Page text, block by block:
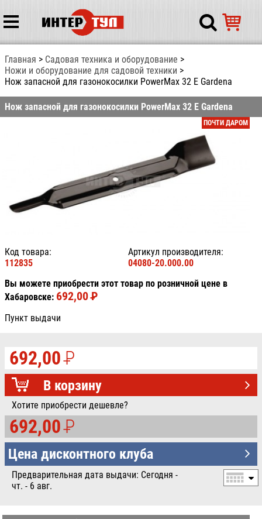
Главная
Садовая техника и оборудование
Ножи и оборудование для садовой техники
Нож запасной для газонокосилки PowerMax 32 E Gardena
Нож запасной для газонокосилки PowerMax 32 E Gardena
ПОЧТИ ДАРОМ
Код товара:
112835
Артикул производителя:
04080-20.000.00
Вы можете приобрести этот товар по розничной цене в
Хабаровске: 692,00PУБ.
Пункт выдачи
692,00P
УБ.
В корзину
Хотите приобрести дешевле?
692,00P
УБ.
Цена дисконтного клуба
Предварительная дата выдачи: Сегодня -
чт. - 6 авг.